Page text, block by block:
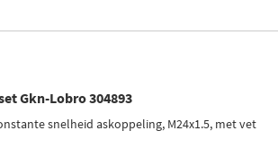
Gkn-Lobro 304893
snelheid askoppeling, M24x1.5, met vet